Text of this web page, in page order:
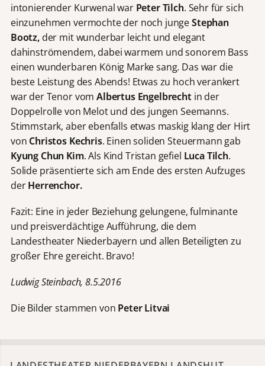
intonierender Kurwenal war Peter Tilch. Sehr für sich
einzunehmen vermochte der noch jungeStephan
Bootz, der mit wunderbar leicht und elegant
dahinströmendem, dabei warmem und sonorem Bass
einen wunderbaren König Marke sang. Das war die
beste Leistung des Abends! Etwas zu hoch verankert
war der Tenor vomAlbertus Engelbrechtin der
Doppelrolle von Melot und des jungen Seemanns.
Stimmstark, aber ebenfalls etwas maskig klang der Hirt
von Christos Kechris. Einen soliden Steuermann gab
Kyung Chun Kim. Als Kind Tristan gefiel Luca Tilch.
Solide präsentierte sich am Ende des ersten Aufzuges
derHerrenchor.
Fazit: Eine in jeder Beziehung gelungene, fulminante
und preisverdächtige Aufführung, die dem
Landestheater Niederbayern und allen Beteiligten zu
großer Ehre gereicht. Bravo!
Ludwig Steinbach, 8.5.2016
Die Bilder stammen von Peter Litvai